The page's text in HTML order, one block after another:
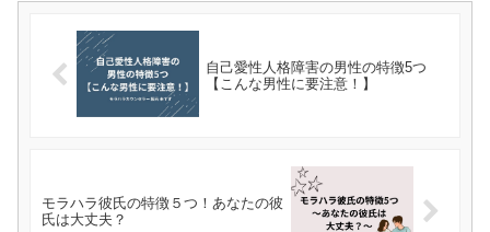
自己愛性人格障害の男性の特徴5つ
【こんな男性に要注意！】
モラハラ彼氏の特徴５つ！あなたの彼
氏は大丈夫？